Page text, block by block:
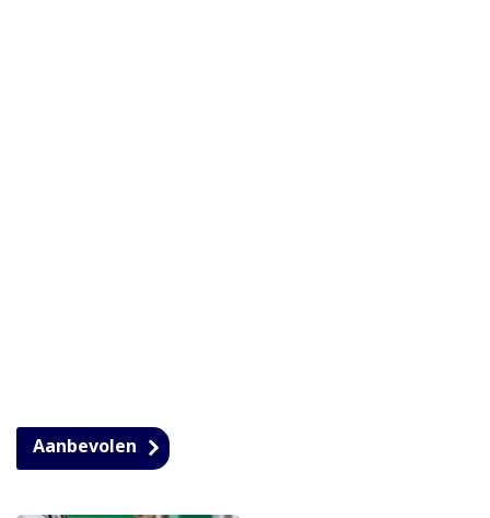
Aanbevolen